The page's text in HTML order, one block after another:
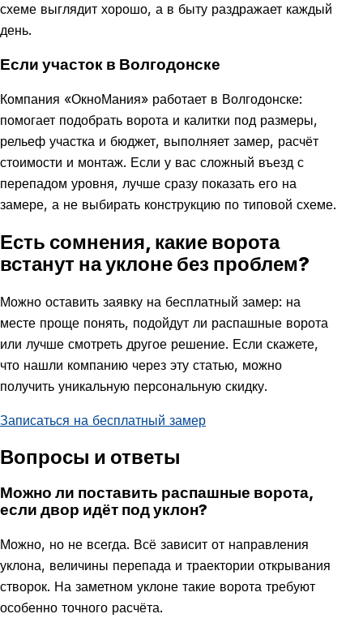
схеме выглядит хорошо, а в быту раздражает каждый
день.
Если участок в Волгодонске
Компания «ОкноМания» работает в Волгодонске:
помогает подобрать ворота и калитки под размеры,
рельеф участка и бюджет, выполняет замер, расчёт
стоимости и монтаж. Если у вас сложный въезд с
перепадом уровня, лучше сразу показать его на
замере, а не выбирать конструкцию по типовой схеме.
Есть сомнения, какие ворота
встанут на уклоне без проблем?
Можно оставить заявку на бесплатный замер: на
месте проще понять, подойдут ли распашные ворота
или лучше смотреть другое решение. Если скажете,
что нашли компанию через эту статью, можно
получить уникальную персональную скидку.
Записаться на бесплатный замер
Вопросы и ответы
Можно ли поставить распашные ворота,
если двор идёт под уклон?
Можно, но не всегда. Всё зависит от направления
уклона, величины перепада и траектории открывания
створок. На заметном уклоне такие ворота требуют
особенно точного расчёта.